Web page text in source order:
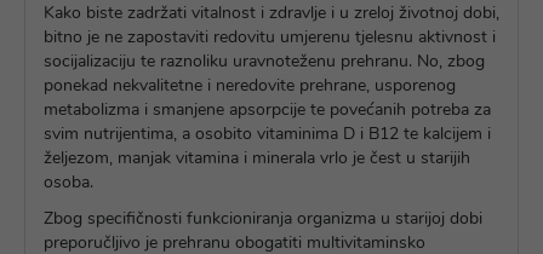
Kako biste zadržati vitalnost i zdravlje i u zreloj životnoj dobi,
bitno je ne zapostaviti redovitu umjerenu tjelesnu aktivnost i
socijalizaciju te raznoliku uravnoteženu prehranu. No, zbog
ponekad nekvalitetne i neredovite prehrane, usporenog
metabolizma i smanjene apsorpcije te povećanih potreba za
svim nutrijentima, a osobito vitaminima D i B12 te kalcijem i
željezom, manjak vitamina i minerala vrlo je čest u starijih
osoba.
Zbog specifičnosti funkcioniranja organizma u starijoj dobi
preporučljivo je prehranu obogatiti multivitaminsko